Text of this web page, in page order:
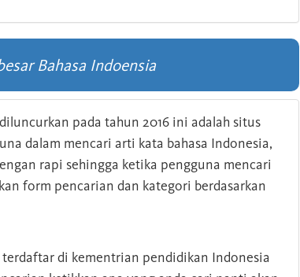
Bahasa Indoensia
pada tahun 2016 ini adalah situs
dalam mencari arti kata bahasa Indonesia,
rapi sehingga ketika pengguna mencari
form pencarian dan kategori berdasarkan
terdaftar di kementrian pendidikan Indonesia